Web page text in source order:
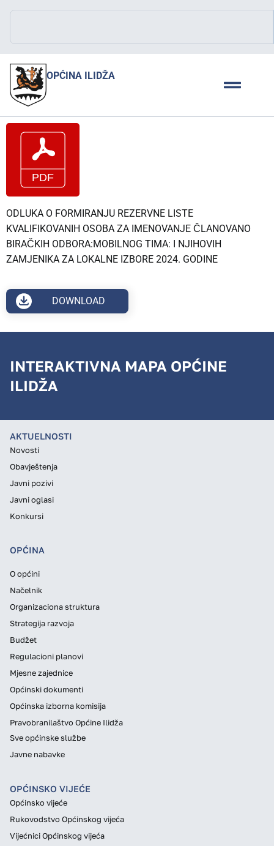
OPĆINA ILIDŽA
ODLUKA O FORMIRANJU REZERVNE LISTE
KVALIFIKOVANIH OSOBA ZA IMENOVANJE ČLANOVANO
BIRAČKIH ODBORA:MOBILNOG TIMA: I NJIHOVIH
ZAMJENIKA ZA LOKALNE IZBORE 2024. GODINE
DOWNLOAD
INTERAKTIVNA MAPA OPĆINE
ILIDŽA
AKTUELNOSTI
Novosti
Obavještenja
Javni pozivi
Javni oglasi
Konkursi
OPĆINA
O općini
Načelnik
Organizaciona struktura
Strategija razvoja
Budžet
Regulacioni planovi
Mjesne zajednice
Općinski dokumenti
Općinska izborna komisija
Pravobranilaštvo Općine Ilidža
Sve općinske službe
Javne nabavke
OPĆINSKO VIJEĆE
Općinsko vijeće
Rukovodstvo Općinskog vijeća
Vijećnici Općinskog vijeća